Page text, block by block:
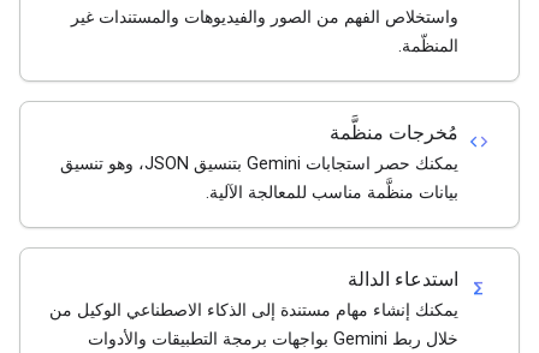
واستخلاص الفهم من الصور والفيديوهات والمستندات غير
المنظّمة.
code مُخرجات منظَّمة
يمكنك حصر استجابات Gemini بتنسيق JSON، وهو تنسيق
بيانات منظَّمة مناسب للمعالجة الآلية.
functions استدعاء الدالة
يمكنك إنشاء مهام مستندة إلى الذكاء الاصطناعي الوكيل من
خلال ربط Gemini بواجهات برمجة التطبيقات والأدوات